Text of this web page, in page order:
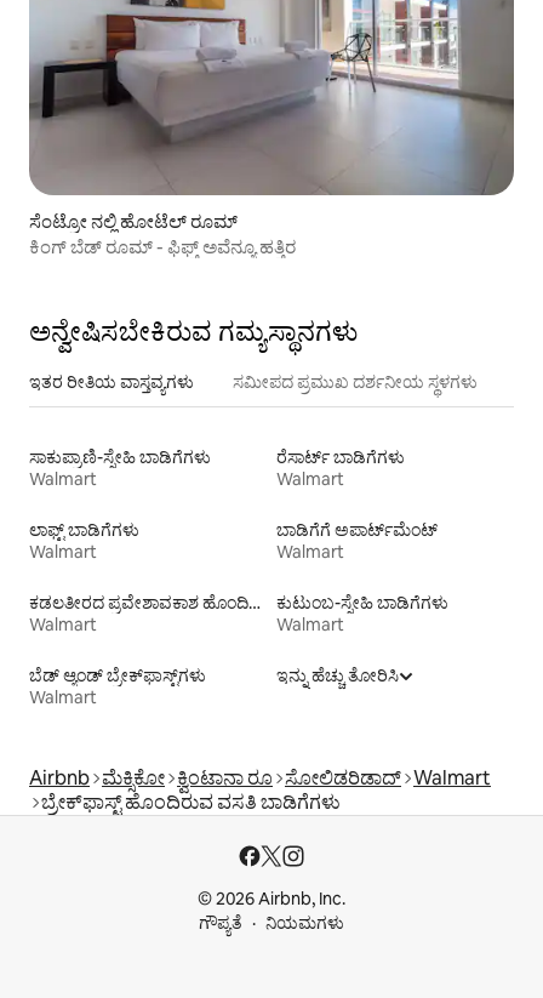
ಸೆಂಟ್ರೋ ನಲ್ಲಿ ಹೋಟೆಲ್ ರೂಮ್
ಕಿಂಗ್ ಬೆಡ್ ರೂಮ್ - ಫಿಫ್ತ್ ಅವೆನ್ಯೂ ಹತ್ತಿರ
ಅನ್ವೇಷಿಸಬೇಕಿರುವ ಗಮ್ಯಸ್ಥಾನಗಳು
ಇತರ ರೀತಿಯ ವಾಸ್ತವ್ಯಗಳು ಸಮೀಪದ ಪ್ರಮುಖ ದರ್ಶನೀಯ ಸ್ಥಳಗಳು
ಸಾಕುಪ್ರಾಣಿ-ಸ್ನೇಹಿ ಬಾಡಿಗೆಗಳು
Walmart
ರೆಸಾರ್ಟ್ ಬಾಡಿಗೆಗಳು
Walmart
ಲಾಫ್ಟ್‌ ಬಾಡಿಗೆಗಳು
Walmart
ಬಾಡಿಗೆಗೆ ಅಪಾರ್ಟ್‌ಮೆಂಟ್‌
Walmart
ಕಡಲತೀರದ ಪ್ರವೇಶಾವಕಾಶ ಹೊಂದಿರುವ ವಸತಿ ಬಾಡಿಗೆಗಳು
Walmart
ಕುಟುಂಬ-ಸ್ನೇಹಿ ಬಾಡಿಗೆಗಳು
Walmart
ಬೆಡ್ ಆ್ಯಂಡ್ ಬ್ರೇಕ್‌ಫಾಸ್ಟ್‌ಗಳು
Walmart
ಇನ್ನು ಹೆಚ್ಚು ತೋರಿಸಿ
Airbnb ಮೆಕ್ಸಿಕೋ ಕ್ವಿಂಟಾನಾ ರೂ ಸೋಲಿಡರಿಡಾದ್ Walmart
ಬ್ರೇಕ್‍‍ಫಾಸ್ಟ್ ಹೊಂದಿರುವ ವಸತಿ ಬಾಡಿಗೆಗಳು
© 2026 Airbnb, Inc.
ಗೌಪ್ಯತೆ
ನಿಯಮಗಳು